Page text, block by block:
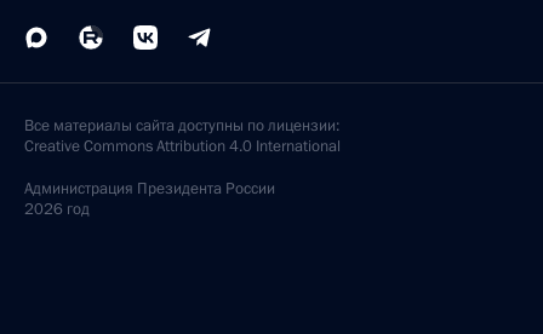
Все материалы сайта доступны по лицензии:
Creative Commons Attribution 4.0 International
Администрация Президента России
2026 год